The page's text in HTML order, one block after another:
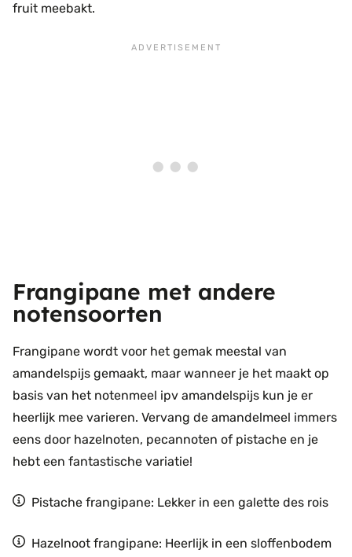
fruit meebakt.
Frangipane met andere
notensoorten
Frangipane wordt voor het gemak meestal van
amandelspijs gemaakt, maar wanneer je het maakt op
basis van het notenmeel ipv amandelspijs kun je er
heerlijk mee varieren. Vervang de amandelmeel immers
eens door hazelnoten, pecannoten of pistache en je
hebt een fantastische variatie!
Pistache frangipane: Lekker in een galette des rois
Hazelnoot frangipane: Heerlijk in een sloffenbodem